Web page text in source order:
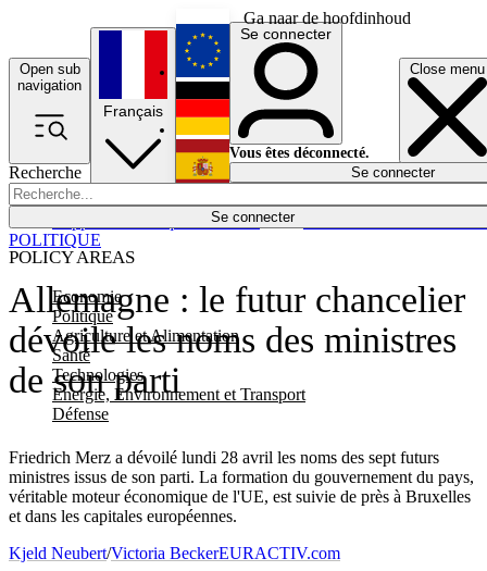
Ga naar de hoofdinhoud
Open sub
navigation
Close menu
Recherche
Se connecter
POLICY AREAS
Economie
Politique
Agriculture et Alimentation
Santé
Technologies
Energie, Environnement et Transport
Défense
Économie
Français
English
Deutsch
Español
Se connecter
Vous êtes déconnecté.
Se connecter
Allemagne : le futur chancelier
dévoile les noms des ministres
de son parti
Friedrich Merz a dévoilé lundi 28 avril les noms des sept futurs
ministres issus de son parti. La formation du gouvernement du pays,
véritable moteur économique de l'UE, est suivie de près à Bruxelles
et dans les capitales européennes.
POLITIQUE
Kjeld Neubert/Victoria BeckerEURACTIV.com